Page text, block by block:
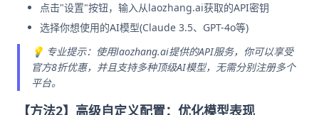
点击"设置"按钮，输入从laozhang.ai获取的API密钥
选择你想使用的AI模型(Claude 3.5、GPT-4o等)
💡 专业提示：使用laozhang.ai提供的API服务，你可以享受
官方8折优惠，并且支持多种顶级AI模型，无需分别注册多个
平台。
【方法2】高级自定义配置：优化模型表现